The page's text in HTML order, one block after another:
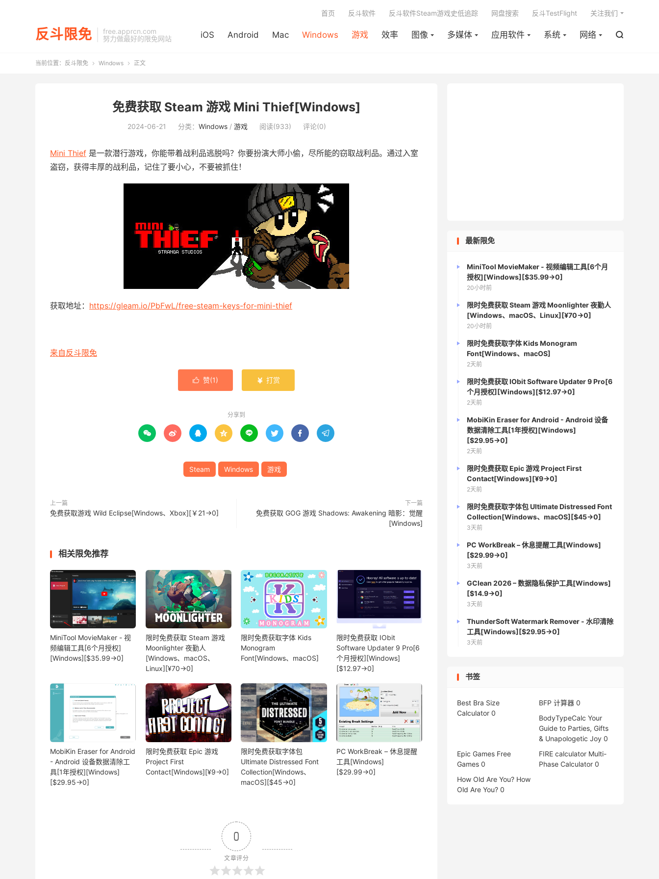
反斗限免
free.apprcn.com
努力做最好的限免网站
iOS Android Mac Windows 游戏 效率 图像 多媒体 应用软件 系统 网络 
首页 反斗软件 反斗软件Steam游戏史低追踪 网盘搜索 反斗TestFlight 关注我们
当前位置： 反斗限免  Windows  正文
免费获取 Steam 游戏 Mini Thief[Windows]
2024-06-21 分类： Windows/ 游戏 阅读(933) 评论(0)
Mini Thief 是一款潜行游戏，你能带着战利品逃脱吗？你要扮演大师小偷，尽所能的窃取战利品。通过入室
盗窃，获得丰厚的战利品，记住了要小心，不要被抓住！
获取地址： https://gleam.io/PbFwL/free-steam-keys-for-mini-thief
来自反斗限免
 赞(1)  打赏
分享到
       
Steam Windows 游戏
上一篇
免费获取游戏 Wild Eclipse[Windows、Xbox][￥21→0]
下一篇
免费获取 GOG 游戏 Shadows: Awakening 暗影：觉醒
[Windows]
相关限免推荐
MiniTool MovieMaker - 视
频编辑工具[6个月授权]
[Windows][$35.99→0]
限时免费获取 Steam 游戏
Moonlighter 夜勤人
[Windows、macOS、
Linux][¥70→0]
限时免费获取字体 Kids
Monogram
Font[Windows、macOS]
限时免费获取 IObit
Software Updater 9 Pro[6
个月授权][Windows]
[$12.97→0]
MobiKin Eraser for Android
- Android 设备数据清除工
具[1年授权][Windows]
[$29.95→0]
限时免费获取 Epic 游戏
Project First
Contact[Windows][¥9→0]
限时免费获取字体包
Ultimate Distressed Font
Collection[Windows、
macOS][$45→0]
PC WorkBreak – 休息提醒
工具[Windows]
[$29.99→0]
0
文章评分
最新限免
MiniTool MovieMaker - 视频编辑工具[6个月
授权][Windows][$35.99→0]
20小时前
限时免费获取 Steam 游戏 Moonlighter 夜勤人
[Windows、macOS、Linux][¥70→0]
20小时前
限时免费获取字体 Kids Monogram
Font[Windows、macOS]
2天前
限时免费获取 IObit Software Updater 9 Pro[6
个月授权][Windows][$12.97→0]
2天前
MobiKin Eraser for Android - Android 设备
数据清除工具[1年授权][Windows]
[$29.95→0]
2天前
限时免费获取 Epic 游戏 Project First
Contact[Windows][¥9→0]
2天前
限时免费获取字体包 Ultimate Distressed Font
Collection[Windows、macOS][$45→0]
3天前
PC WorkBreak – 休息提醒工具[Windows]
[$29.99→0]
3天前
GClean 2026 – 数据隐私保护工具[Windows]
[$14.9→0]
3天前
ThunderSoft Watermark Remover - 水印清除
工具[Windows][$29.95→0]
3天前
书签
Best Bra Size
Calculator 0
BFP 计算器 0
BodyTypeCalc Your
Guide to Parties, Gifts
& Unapologetic Joy 0
Epic Games Free
Games 0
FIRE calculator Multi-
Phase Calculator 0
How Old Are You? How
Old Are You? 0